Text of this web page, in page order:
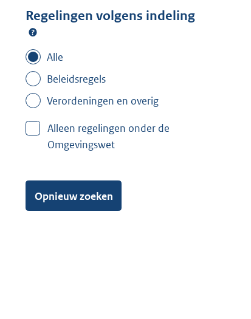
Regelingen volgens indeling
Alle
Beleidsregels
Verordeningen en overig
Alleen regelingen onder de
Omgevingswet
Opnieuw zoeken